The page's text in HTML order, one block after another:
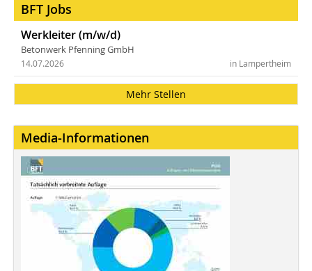
BFT Jobs
Werkleiter (m/w/d)
Betonwerk Pfenning GmbH
in Lampertheim
14.07.2026
Mehr Stellen
Media-Informationen